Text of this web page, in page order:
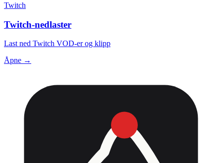
Twitch
Twitch-nedlaster
Last ned Twitch VOD-er og klipp
Åpne →